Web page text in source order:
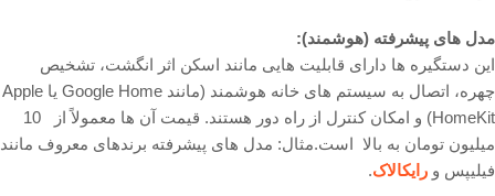
مدل های پیشرفته (هوشمند):
این دستگیره ها دارای قابلیت هایی مانند اسکن اثر انگشت، تشخیص
چهره، اتصال به سیستم های خانه هوشمند (مانند Google Home یا Apple
HomeKit) و امکان کنترل از راه دور هستند. قیمت آن ها معمولاً از 10
میلیون تومان به بالا است.مثال: مدل های پیشرفته برندهای معروف مانند
فیلیپس و رایکالاک.